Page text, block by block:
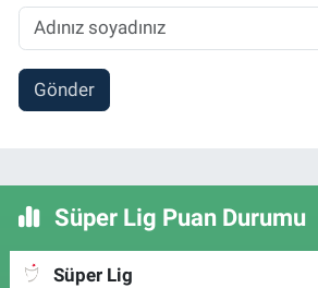
Gönder
Süper Lig Puan Durumu
Süper Lig